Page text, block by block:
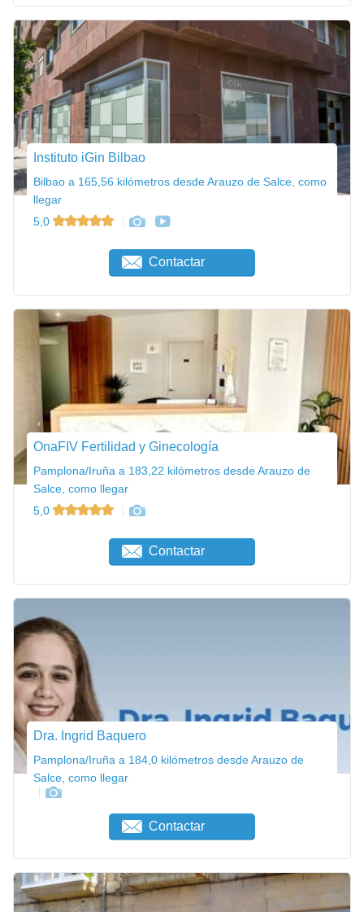
Instituto iGin Bilbao
Bilbao a 165,56 kilómetros desde Arauzo de Salce, como
llegar
5,0
Contactar
OnaFIV Fertilidad y Ginecología
Pamplona/Iruña a 183,22 kilómetros desde Arauzo de
Salce, como llegar
5,0
Contactar
Dra. Ingrid Baquero
Pamplona/Iruña a 184,0 kilómetros desde Arauzo de
Salce, como llegar
Contactar